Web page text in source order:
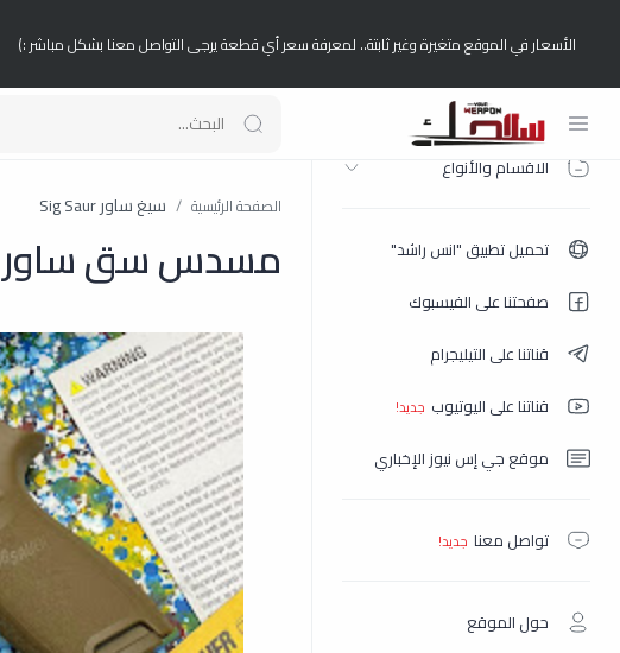
الأسعار في الموقع متغيرة وغير ثابتة.. لمعرفة سعر أي قطعة يرجى التواصل معنا بشكل مباشر :)
الصفحة الرئيسية
الاقسام والأنواع
تحميل تطبيق "انس راشد"
صفحتنا على الفيسبوك
قناتنا على التيليجرام
قناتنا على اليوتيوب
موقع جي إس نيوز الإخباري
تواصل معنا
حول الموقع
الصفحة الرئيسية سيغ ساور Sig Saur
مسدس سق ساور M17 امريكي ارقام وكاله جديد